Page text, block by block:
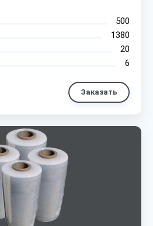
500
1380
20
6
Заказать